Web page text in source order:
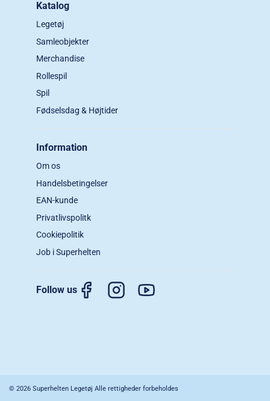
Katalog
Legetøj
Samleobjekter
Merchandise
Rollespil
Spil
Fødselsdag & Højtider
Information
Om os
Handelsbetingelser
EAN-kunde
Privatlivspolitk
Cookiepolitik
Job i Superhelten
Follow us
© 2026 Superhelten Legetøj Alle rettigheder forbeholdes